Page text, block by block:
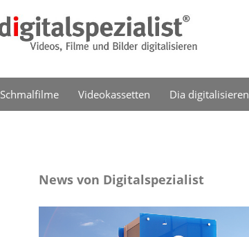
Schmalfilme Videokassetten Dia digitalisieren
News von Digitalspezialist